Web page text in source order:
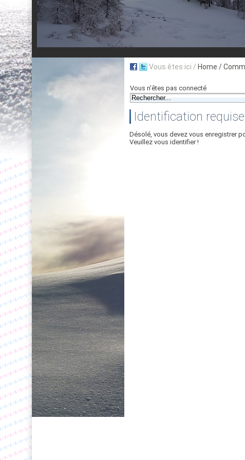
Vous êtes ici / Home /
Vous n'êtes pas connecté
Identification requise
Désolé, vous devez vous enregistrer
Veuillez vous identifier !